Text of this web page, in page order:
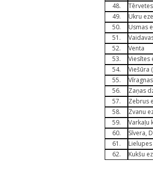
48.
49.
Ukru
50.
Usmas
51.
52.
Venta
53.
Viesītes
54.
Viešūra
55.
56.
Zaņas
57.
Zebrus
58.
Zvanu
59.
Varkaļu
60.
Sīvera,
61.
62.
Kukšu